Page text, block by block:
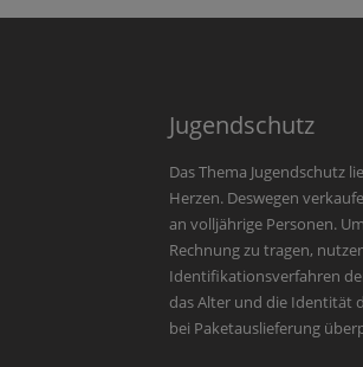
Jugendschutz
Das Thema Jugendschutz
Herzen. Deswegen
an volljährige Personen.
Rechnung zu tragen,
Identifikationsverfahren
das Alter und die Identität
bei Paketauslieferung